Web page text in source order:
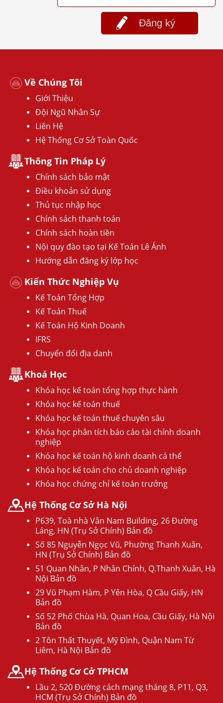
Đăng ký
Về Chúng Tôi
Giới Thiệu
Đội Ngũ Nhân Sự
Liên Hệ
Hệ Thống Cơ Sở Toàn Quốc
Thông Tin Pháp Lý
Chính sách bảo mật
Điều khoản sử dụng
Thủ tục nhập học
Chính sách thanh toán
Chính sách hoàn tiền
Nội quy đào tạo tại Kế Toán Lê Ánh
Hướng dẫn đăng ký lớp học
Kiến Thức Nghiệp Vụ
Kế Toán Tổng Hợp
Kế Toán Thuế
Kế Toán Hộ Kinh Doanh
IFRS
Chuyển đổi địa danh
Khoá Học
Khóa học kế toán tổng hợp thực hành
Khóa học kế toán thuế
Khóa học kế toán thuế chuyên sâu
Khóa học phân tích báo cáo tài chính doanh
nghiệp
Khóa học kế toán hộ kinh doanh cá thể
Khóa học kế toán cho chủ doanh nghiệp
Khóa học chứng chỉ kế toán trưởng
Hệ Thống Cơ Sở Hà Nội
P639, Toà nhà Vân Nam Building, 26 Đường
Láng, HN (Trụ Sở Chính) Bản đồ
Số 85 Nguyễn Ngọc Vũ, Phường Thanh Xuân,
HN (Trụ Sở Chính) Bản đồ
51 Quan Nhân, P Nhân Chính, Q.Thanh Xuân, Hà
Nội Bản đồ
29 Vũ Phạm Hàm, P Yên Hòa, Q Cầu Giấy, HN
Bản đồ
Số 52 Phố Chùa Hà, Quan Hoa, Cầu Giấy, Hà Nội
Bản đồ
2 Tôn Thất Thuyết, Mỹ Đình, Quận Nam Từ
Liêm, Hà Nội Bản đồ
Hệ Thống Cơ Cở TPHCM
Lầu 2, 520 Đường cách mạng tháng 8, P11, Q3,
HCM (Trụ Sở Chính) Bản đồ